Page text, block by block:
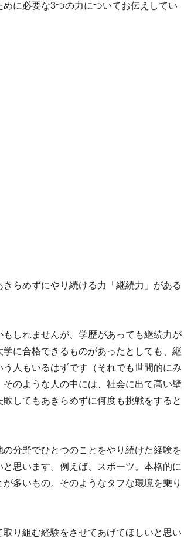
に必要な3つの力についてお伝えしてい
らめずにやり続ける力「継続力」がある
しれませんが、学歴があっても継続力が
に合格できるものがあったとしても、継
人もいるはずです（それでも世間的にみ
のような人の中には、社会に出て高い壁
してもあきらめずに何度も挑戦をすると
分野でひとつのことをやり続けた経験を
思います。例えば、スポーツ。本格的に
多いもの。そのようなタフな環境を乗り
り組む経験をさせてあげてほしいと思い